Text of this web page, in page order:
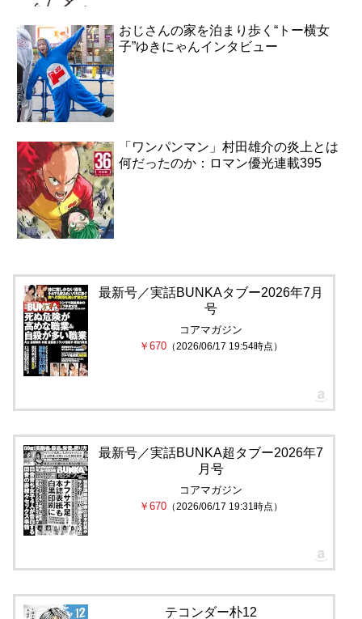
おじさんの家を泊まり歩く“トー横女
子”ゆきにゃんインタビュー
「ワンパンマン」村田雄介の炎上とは
何だったのか：ロマン優光連載395
最新号／実話BUNKAタブー2026年7月
号
コアマガジン
￥670 （2026/06/17 19:54時点）
最新号／実話BUNKA超タブー2026年7
月号
コアマガジン
￥670 （2026/06/17 19:31時点）
テコンダー朴12